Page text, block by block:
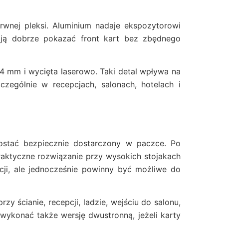
pleksi. Aluminium nadaje ekspozytorowi
dobrze pokazać front kart bez zbędnego
i wycięta laserowo. Taki detal wpływa na
w recepcjach, salonach, hotelach i
bezpiecznie dostarczony w paczce. Po
rozwiązanie przy wysokich stojakach
ale jednocześnie powinny być możliwe do
ścianie, recepcji, ladzie, wejściu do salonu,
także wersję dwustronną, jeżeli karty